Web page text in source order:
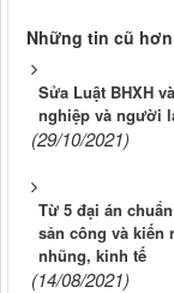
Những tin cũ hơn
Sửa Luật BHXH
nghiệp và người
(29/10/2021)
Từ 5 đại án
sản công và kiến
nhũng, kinh tế
(14/08/2021)